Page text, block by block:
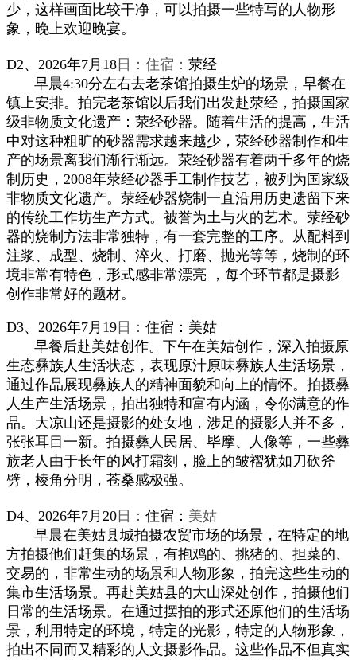
少，这样画面比较干净，可以拍摄一些特写的人物形
象， 晚上欢迎晚宴。
D2、2026年7月18 日： 住宿： 荥经
早晨4:30分左右去老茶馆拍摄生炉的场景 ，早餐在
镇上安排。 拍完老茶馆以后我们出发赴荥经 ， 拍摄国家
级非物质文化遗产 ： 荥经砂器。随着生活的提高，生活
中对这种粗旷的砂器需求越来越少， 荥经砂器制作和生
产的场景离我们渐行渐远。 荥经砂器有着两千多年的烧
制历史，2008年荥经砂器手工制作技艺，被列为国家级
非物质文化遗产。荥经砂器烧制一直沿用历史遗留下来
的传统工作坊生产方式。被誉为土与火的艺术。荥经砂
器的烧制方法非常独特，有一套完整的工序。从配料到
注浆、成型、烧制、淬火、打磨、抛光等等，烧制的环
境非常有特色，形式感非常漂亮 ，每个环节都是摄影
创作非常好的题材。
D3、 2026年7月19 日： 住宿： 美姑
早餐后赴美姑创作。 下午在美姑创作，深入拍摄原
生态彝族人生活状态，表现原汁原味彝族人生活场景，
通过作品展现彝族人 的精神面貌和向上的情怀。 拍摄彝
人生产生活场景，拍出独特和富有内涵，令你满意的作
品。大凉山还是摄影的处女地， 涉足的摄影人并不多，
张张耳目一新。 拍摄彝人民居、毕摩、人像等，一些彝
族老人由于长年的风打霜刻，脸上的皱褶犹如刀砍斧
劈，棱角分明， 苍桑感极强。
D4、 2026年7月20 日： 住宿： 美姑
早晨在美姑县城拍摄农贸市场的场景，在特定的地
方拍摄他们赶集的场景，有抱鸡的、挑猪的、 担菜的、
交易的 ， 非常生动的场景和人物形象 ，拍完这些生动的
集市生活场景。 再赴美姑县的大山深处创作，拍摄他们
日常的生活场景。在通过摆拍的形式还原他们的生活场
景，利用特定的环境 ， 特定的光影 ， 特定的人物形象 ，
拍出不同而又精彩的人文摄影作品。 这些作品不但真实